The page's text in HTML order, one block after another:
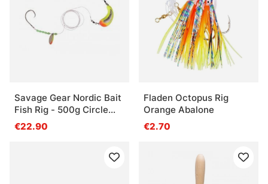
Savage Gear Nordic Bait
Fish Rig - 500g Circle
Hook 12/0 FC 1mm
€22.90
Fladen Octopus Rig
Orange Abalone
€2.70